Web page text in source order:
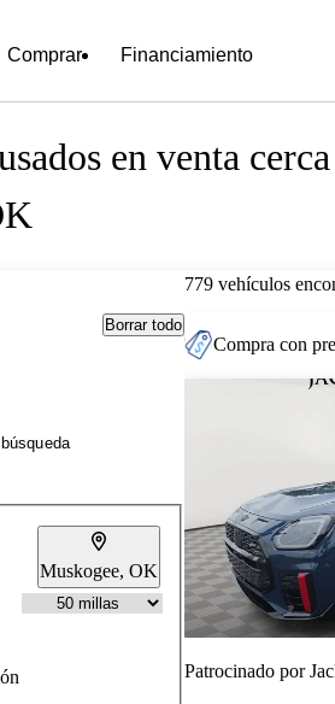
Comprar Financiamiento
en venta
Borrar todo
Muskogee, OK
779 vehículos
Compra con
Patrocinado por